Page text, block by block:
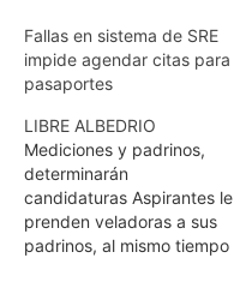
Fallas en sistema de SRE
impide agendar citas para
pasaportes
LIBRE ALBEDRIO
Mediciones y padrinos,
determinarán
candidaturas Aspirantes le
prenden veladoras a sus
padrinos, al mismo tiempo